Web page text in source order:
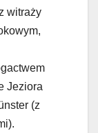
witraży
Jeziora
(z